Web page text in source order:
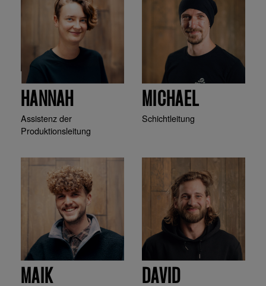
HANNAH
Assistenz der
Produktionsleitung
MICHAEL
Schichtleitung
MAIK DAVID